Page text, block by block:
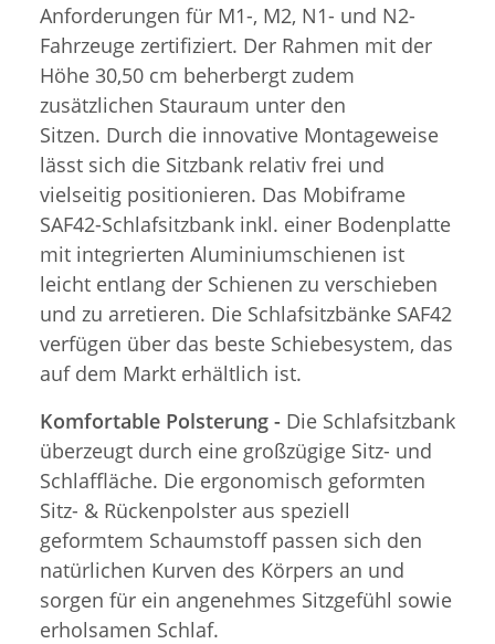
Anforderungen für M1-, M2, N1- und N2-
Fahrzeuge zertifiziert. Der Rahmen mit der
Höhe 30,50 cm beherbergt zudem
zusätzlichen Stauraum unter den
Sitzen. Durch die innovative Montageweise
lässt sich die Sitzbank relativ frei und
vielseitig positionieren. Das Mobiframe
SAF42-Schlafsitzbank inkl. einer Bodenplatte
mit integrierten Aluminiumschienen ist
leicht entlang der Schienen zu verschieben
und zu arretieren. Die Schlafsitzbänke SAF42
verfügen über das beste Schiebesystem, das
auf dem Markt erhältlich ist.
Komfortable Polsterung - Die Schlafsitzbank
überzeugt durch eine großzügige Sitz- und
Schlaffläche. Die ergonomisch geformten
Sitz- & Rückenpolster aus speziell
geformtem Schaumstoff passen sich den
natürlichen Kurven des Körpers an und
sorgen für ein angenehmes Sitzgefühl sowie
erholsamen Schlaf.